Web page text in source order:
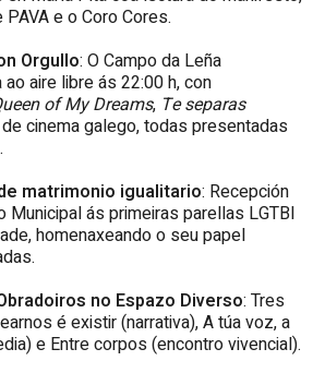
e o Coro Cores.
Orgullo: O Campo da Leña
aire libre ás 22:00 h, con
of My Dreams, Te separas
cinema galego, todas presentadas
matrimonio igualitario: Recepción
Municipal ás primeiras parellas LGTBI
homenaxeando o seu papel
no Espazo Diverso: Tres
é existir (narrativa), A túa voz, a
e Entre corpos (encontro vivencial).